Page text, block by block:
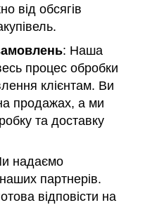
від обсягів
: Наша
процес обробки
клієнтам. Ви
продажах, а ми
та доставку
надаємо
партнерів.
відповісти на